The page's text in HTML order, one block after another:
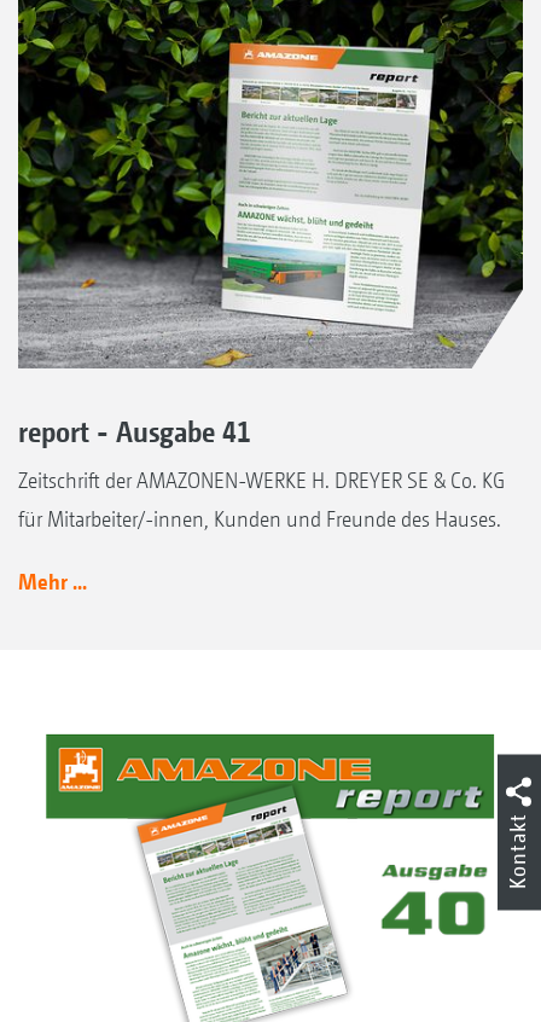
report - Ausgabe 41
Zeitschrift der AMAZONEN-WERKE H. DREYER SE & Co. KG
für Mitarbeiter/-innen, Kunden und Freunde des Hauses.
Mehr ...
Kontakt